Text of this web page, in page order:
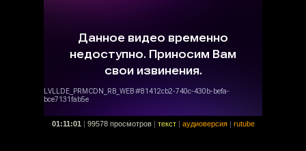
01:11:01 99578 просмотров текст аудиоверсия rutube